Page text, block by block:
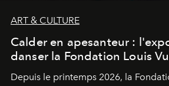
ART & CULTURE
Calder en apesanteur :
danser la Fondation Louis
Depuis le printemps 2026, la